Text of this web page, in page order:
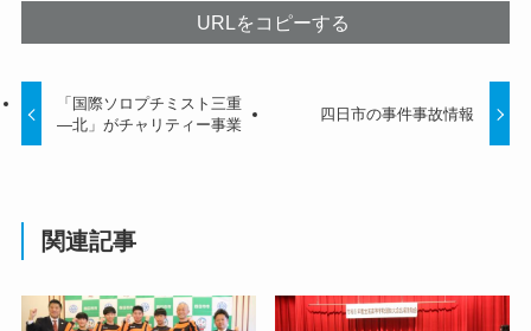
URLをコピーする
「国際ソロプチミスト三重
―北」がチャリティー事業
四日市の事件事故情報
関連記事